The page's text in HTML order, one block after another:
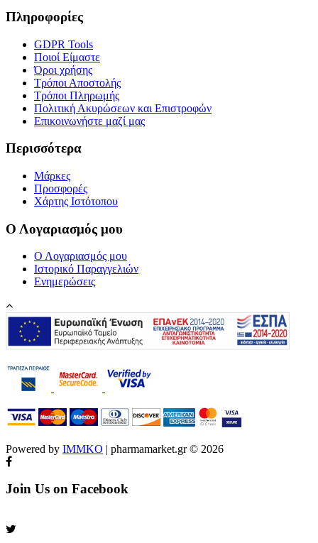
Πληροφορίες
GDPR Tools
Ποιοί Είμαστε
Όροι χρήσης
Τρόποι Αποστολής
Τρόποι Πληρωμής
Πολιτική Ακυρώσεων και Επιστροφών
Επικοινωνήστε μαζί μας
Περισσότερα
Μάρκες
Προσφορές
Χάρτης Ιστότοπου
Ο Λογαριασμός μου
Ο Λογαριασμός μου
Ιστορικό Παραγγελιών
Ενημερώσεις
Powered by IMMKO | pharmamarket.gr © 2026
Join Us on Facebook